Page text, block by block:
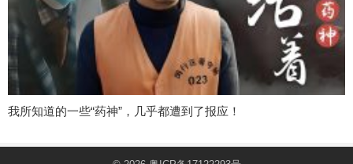
我所知道的一些“药神”，几乎都遭到了报应！